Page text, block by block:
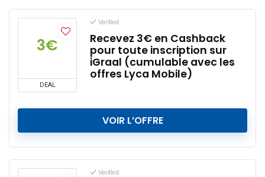
3€
DEAL
Verified
Recevez 3€ en Cashback
pour toute inscription sur
iGraal (cumulable avec les
offres Lyca Mobile)
VOIR L’OFFRE
Verified